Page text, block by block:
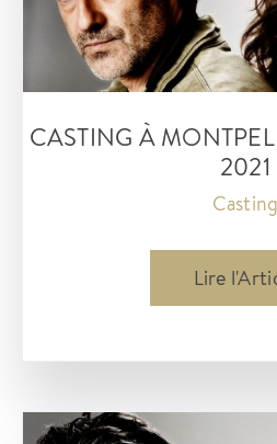
CASTING À
2021
Casting
Casting
à
2021
Lire